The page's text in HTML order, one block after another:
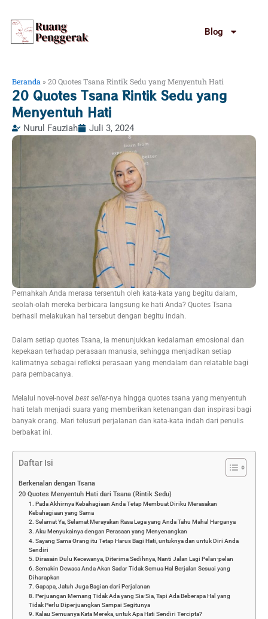
konten
Blog
Beranda »20 Quotes Tsana Rintik Sedu yang Menyentuh Hati
20 Quotes Tsana Rintik Sedu yang
Menyentuh Hati
Nurul Fauziah Juli 3, 2024
Pernahkah Anda merasa tersentuh oleh kata-kata yang begitu dalam,
seolah-olah mereka berbicara langsung ke hati Anda? Quotes Tsana
berhasil melakukan hal tersebut dengan begitu indah.
Dalam setiap quotes Tsana, ia menunjukkan kedalaman emosional dan
kepekaan terhadap perasaan manusia, sehingga menjadikan setiap
kalimatnya sebagai refleksi perasaan yang mendalam dan relatable bagi
para pembacanya.
Melalui novel-novel best seller-nya hingga quotes tsana yang menyentuh
hati telah menjadi suara yang memberikan ketenangan dan inspirasi bagi
banyak orang. Mari telusuri perjalanan dan kata-kata indah dari penulis
berbakat ini.
Daftar Isi
Berkenalan dengan Tsana
20 Quotes Menyentuh Hati dari Tsana (Rintik Sedu)
1. Pada Akhirnya Kebahagiaan Anda Tetap Membuat Diriku Merasakan
Kebahagiaan yang Sama
2. Selamat Ya, Selamat Merayakan Rasa Lega yang Anda Tahu Mahal Harganya
3. Aku Menyukainya dengan Perasaan yang Menyenangkan
4. Sayang Sama Orang itu Tetap Harus Bagi Hati, untuknya dan untuk Diri Anda
Sendiri
5. Dirasain Dulu Kecewanya, Diterima Sedihnya, Nanti Jalan Lagi Pelan-pelan
6. Semakin Dewasa Anda Akan Sadar Tidak Semua Hal Berjalan Sesuai yang
Diharapkan
7. Gapapa, Jatuh Juga Bagian dari Perjalanan
8. Perjuangan Memang Tidak Ada yang Sia-Sia, Tapi Ada Beberapa Hal yang
Tidak Perlu Diperjuangkan Sampai Segitunya
9. Kalau Semuanya Kata Mereka, untuk Apa Hati Sendiri Tercipta?